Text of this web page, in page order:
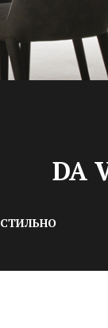
DA
СТИЛЬНО